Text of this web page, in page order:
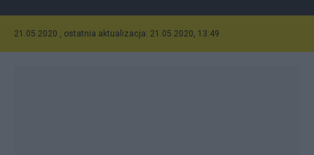
21.05.2020 , ostatnia aktualizacja: 21.05.2020, 13:49